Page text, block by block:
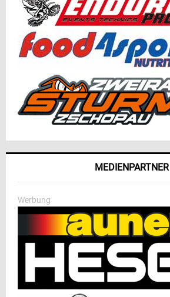
MEDIENPARTNER
Werbung